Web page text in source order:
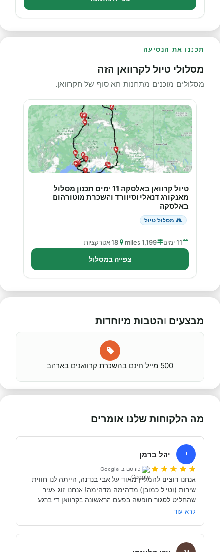
תכננו את הנסיעה
מסלולי טיול לקרוואן הזה
מסלולים מוכנים מתחנות האיסוף של הקרוואן.
טיול קרוואן באלסקה 11 ימים תכנון מסלול
מאנקורג דנאלי וסיוורד והשכרת מוטורהום
באלסקה
מסלול טיול
11 ימים 1,199 miles 18 אטרקציות
צפייה במסלול
מבצעים והטבות מיוחדות
500 מייל חינם בהשכרת קרוואנים בארהב
מה הלקוחות שלנו אומרים
י יהל ברמן
פורסם ב-Google
קרא עוד